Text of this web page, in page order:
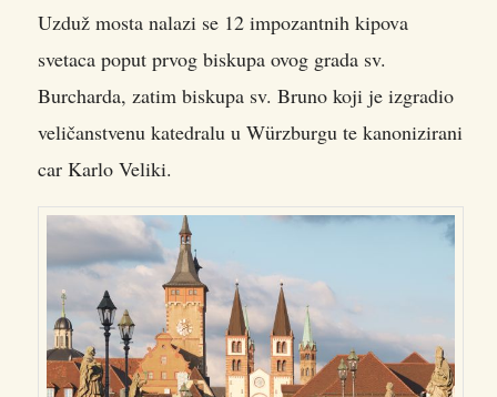
Uzduž mosta nalazi se 12 impozantnih kipova
svetaca poput prvog biskupa ovog grada sv.
Burcharda, zatim biskupa sv. Bruno koji je izgradio
veličanstvenu katedralu u Würzburgu te kanonizirani
car Karlo Veliki.